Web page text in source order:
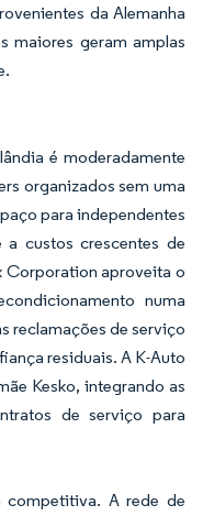
da Alemanha
maiores geram amplas
é moderadamente
organizados sem uma
para independentes
a custos crescentes de
Corporation aproveita o
numa
reclamações de serviço
residuais. A K-Auto
Kesko, integrando as
de serviço para
competitiva. A rede de